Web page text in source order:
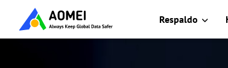
Respaldo